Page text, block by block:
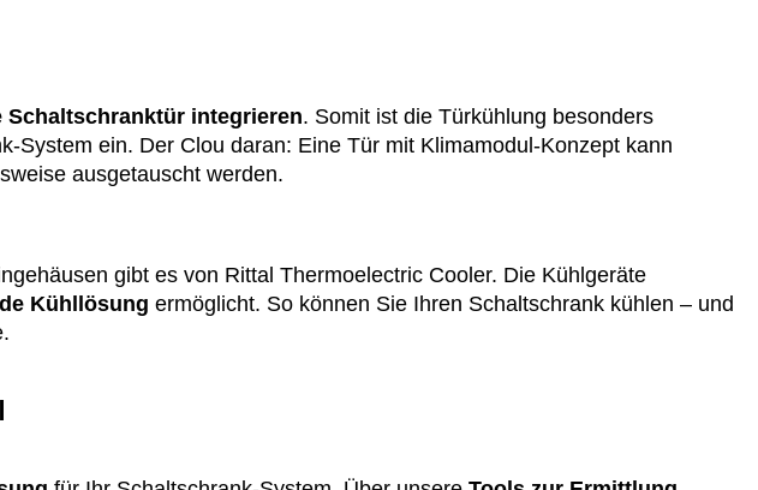
Schaltschranktür integrieren. Somit ist die Türkühlung besonders
System ein. Der Clou daran: Eine Tür mit Klimamodul-Konzept kann
ausgetauscht werden.
gibt es von Rittal Thermoelectric Cooler. Die Kühlgeräte
Kühllösung ermöglicht. So können Sie Ihren Schaltschrank kühlen – und